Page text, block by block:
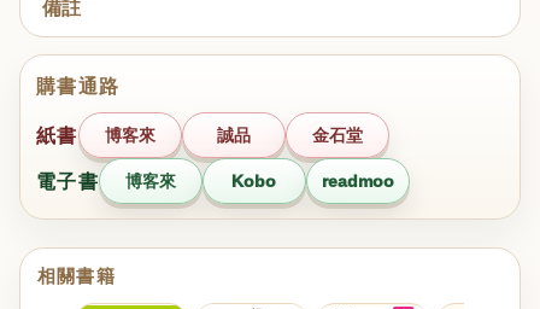
備註
購書通路
紙書 博客來 誠品 金石堂
電子書 博客來 Kobo readmoo
相關書籍